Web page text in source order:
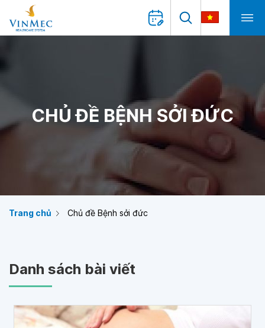
CHỦ ĐỀ BỆNH SỞI ĐỨC
Trang chủ Chủ đề Bệnh sởi đức
Danh sách bài viết